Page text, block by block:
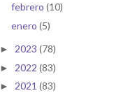
febrero (10)
enero (5)
► 2023 (78)
► 2022 (83)
► 2021 (83)